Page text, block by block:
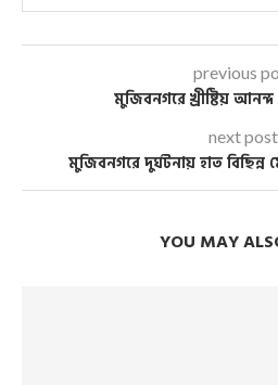
previous
মুজিবনগরে খ্রীষ্টিয়
next post
মুজিবনগরে দুর্ঘটনায় হাত
YOU MAY